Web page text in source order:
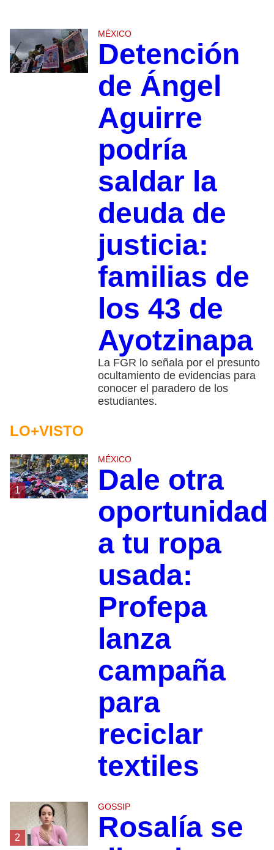
MÉXICO
Detención
de Ángel
Aguirre
podría
saldar la
deuda de
justicia:
familias de
los 43 de
Ayotzinapa
La FGR lo señala por el presunto
ocultamiento de evidencias para
conocer el paradero de los
estudiantes.
LO+VISTO
1
MÉXICO
Dale otra
oportunidad
a tu ropa
usada:
Profepa
lanza
campaña
para
reciclar
textiles
2
GOSSIP
Rosalía se